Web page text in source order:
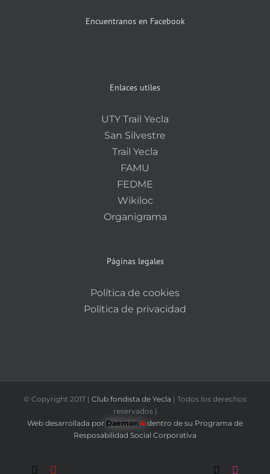
Encuentranos en Facebook
Enlaces utiles
UTY Trail Yecla
San Silvestre
Trail Yecla
FAMU
FEDME
Wikiloc
Organigrama
Páginas legales
Política de cookies
Política de privacidad
© Copyright 2017 | Club fondista de Yecla | Todos los derechos
reservados |
Web desarrollada por Daemon 4dentro de su Programa de
Resposabilidad Social Corporativa
Correo